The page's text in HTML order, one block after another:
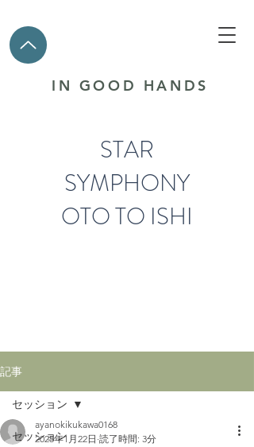
STAR
SYMPHONY
OTO TO ISHI
IN GOOD HANDS
記事
セッション
セッション
ayanokikukawa0168
2025年1月22日 読了時間: 3分